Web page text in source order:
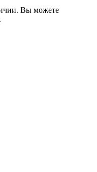
Вы можете